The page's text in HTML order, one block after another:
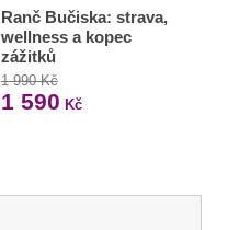
Ranč Bučiska: strava,
wellness a kopec
zážitků
1 990 Kč
1 590 Kč